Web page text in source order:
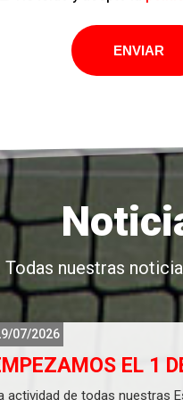
Todas nuestras
07/2026
actividad de todas nuestras